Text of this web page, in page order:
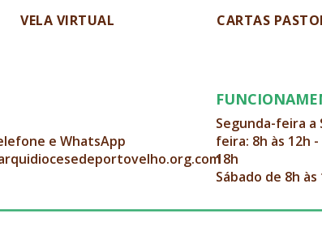
VELA VIRTUAL CARTAS
e WhatsApp
Segunda-feira a
feira: 8h às 12h -
18h
Sábado de 8h às